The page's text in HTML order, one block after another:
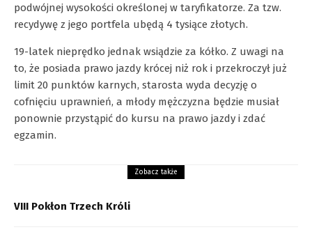
podwójnej wysokości określonej w taryfikatorze. Za tzw.
recydywę z jego portfela ubędą 4 tysiące złotych.
19-latek nieprędko jednak wsiądzie za kółko. Z uwagi na
to, że posiada prawo jazdy krócej niż rok i przekroczył już
limit 20 punktów karnych, starosta wyda decyzję o
cofnięciu uprawnień, a młody mężczyzna będzie musiał
ponownie przystąpić do kursu na prawo jazdy i zdać
egzamin.
Zobacz także
VIII Pokłon Trzech Króli